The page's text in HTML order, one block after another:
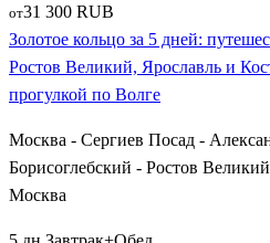
от31 300 RUB
Золотое кольцо за 5 дней:
Ростов Великий, Ярославль и
прогулкой по Волге
Москва - Сергиев Посад -
Борисоглебский - Ростов
Москва